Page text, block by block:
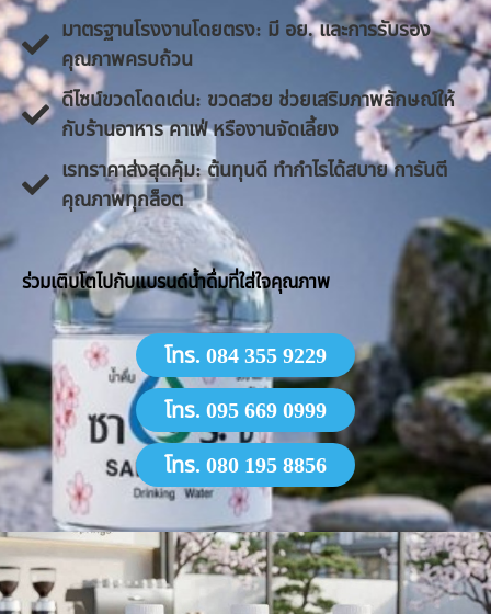
มาตรฐานโรงงานโดยตรง: มี อย. และการรับรอง
คุณภาพครบถ้วน
ดีไซน์ขวดโดดเด่น: ขวดสวย ช่วยเสริมภาพลักษณ์ให้
กับร้านอาหาร คาเฟ่ หรืองานจัดเลี้ยง
​เรทราคาส่งสุดคุ้ม: ต้นทุนดี ทำกำไรได้สบาย การันตี
คุณภาพทุกล็อต
​ร่วมเติบโตไปกับแบรนด์น้ำดื่มที่ใส่ใจคุณภาพ
โทร. 084 355 9229
โทร. 095 669 0999
โทร. 080 195 8856